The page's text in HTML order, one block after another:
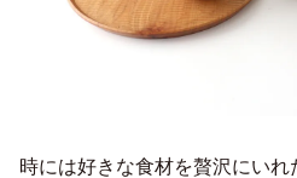
時には好きな食材を贅沢にいれ